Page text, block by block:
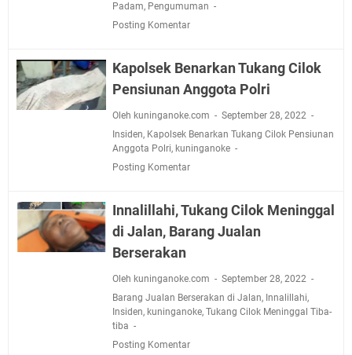
Padam, Pengumuman
Posting Komentar
Kapolsek Benarkan Tukang Cilok
Pensiunan Anggota Polri
Oleh kuninganoke.com
September 28, 2022
Insiden, Kapolsek Benarkan Tukang Cilok Pensiunan
Anggota Polri, kuninganoke
Posting Komentar
Innalillahi, Tukang Cilok Meninggal
di Jalan, Barang Jualan
Berserakan
Oleh kuninganoke.com
September 28, 2022
Barang Jualan Berserakan di Jalan, Innalillahi,
Insiden, kuninganoke, Tukang Cilok Meninggal Tiba-
tiba
Posting Komentar